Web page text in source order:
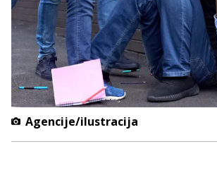
Agencije/ilustracija